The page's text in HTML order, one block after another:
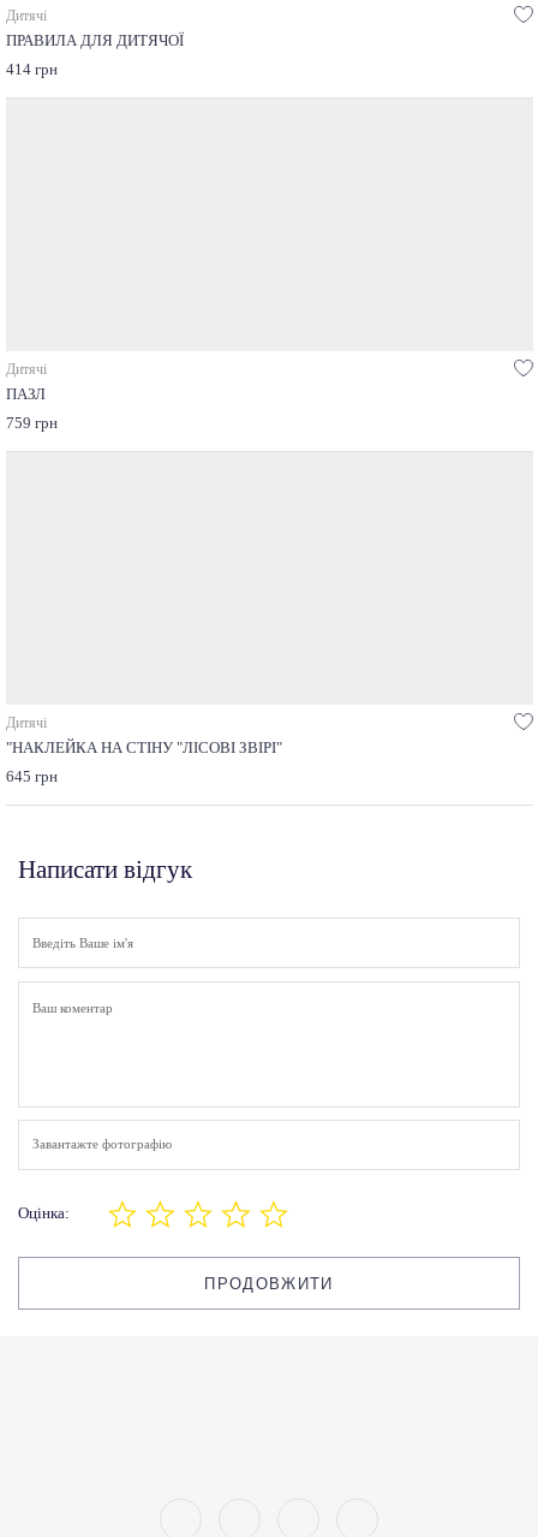
Дитячі
ПРАВИЛА ДЛЯ ДИТЯЧОЇ
414 грн
Дитячі
ПАЗЛ
759 грн
Дитячі
"НАКЛЕЙКА НА СТІНУ "ЛІСОВІ ЗВІРІ"
645 грн
Написати відгук
Завантажте фотографію
Оцінка:
ПРОДОВЖИТИ